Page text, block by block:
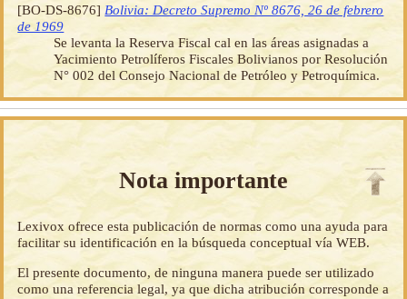
[BO-DS-8676] Bolivia: Decreto Supremo Nº 8676, 26 de febrero
de 1969
Se levanta la Reserva Fiscal cal en las áreas asignadas a
Yacimiento Petrolíferos Fiscales Bolivianos por Resolución
N° 002 del Consejo Nacional de Petróleo y Petroquímica.
Nota importante
Lexivox ofrece esta publicación de normas como una ayuda para
facilitar su identificación en la búsqueda conceptual vía WEB.
El presente documento, de ninguna manera puede ser utilizado
como una referencia legal, ya que dicha atribución corresponde a